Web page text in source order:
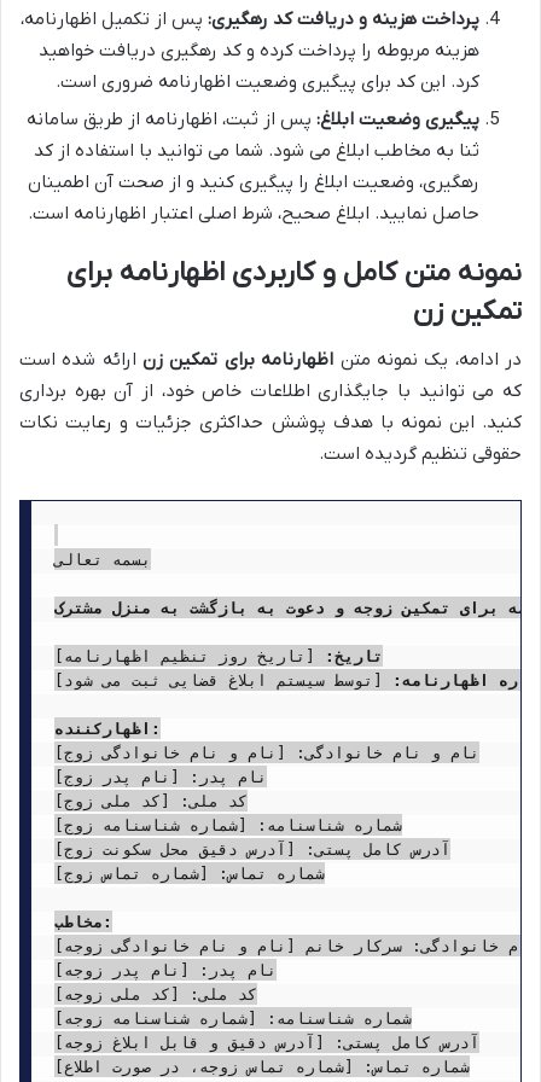
پرداخت هزینه و دریافت کد رهگیری: پس از تکمیل اظهارنامه،
هزینه مربوطه را پرداخت کرده و کد رهگیری دریافت خواهید
کرد. این کد برای پیگیری وضعیت اظهارنامه ضروری است.
پیگیری وضعیت ابلاغ: پس از ثبت، اظهارنامه از طریق سامانه
ثنا به مخاطب ابلاغ می شود. شما می توانید با استفاده از کد
رهگیری، وضعیت ابلاغ را پیگیری کنید و از صحت آن اطمینان
حاصل نمایید. ابلاغ صحیح، شرط اصلی اعتبار اظهارنامه است.
نمونه متن کامل و کاربردی اظهارنامه برای
تمکین زن
در ادامه، یک نمونه متن اظهارنامه برای تمکین زنارائه شده است
که می توانید با جایگذاری اطلاعات خاص خود، از آن بهره برداری
کنید. این نمونه با هدف پوشش حداکثری جزئیات و رعایت نکات
حقوقی تنظیم گردیده است.
بسمه تعالی
برای تمکین زوجه و دعوت به بازگشت به منزل مشترک
تاریخ:
اظهارنامه:
[توسط سیستم ابلاغ قضایی ثبت می شود]
اظهارکننده:
نام و نام خانوادگی: [نام و نام خانوادگی زوج]
نام پدر: [نام پدر زوج]
کد ملی: [کد ملی زوج]
شماره شناسنامه: [شماره شناسنامه زوج]
آدرس کامل پستی: [آدرس دقیق محل سکونت زوج]
شماره تماس: [شماره تماس زوج]
مخاطب:
خانوادگی: سرکار خانم [نام و نام خانوادگی زوجه]
نام پدر: [نام پدر زوجه]
کد ملی: [کد ملی زوجه]
شماره شناسنامه: [شماره شناسنامه زوجه]
آدرس کامل پستی: [آدرس دقیق و قابل ابلاغ زوجه]
شماره تماس: [شماره تماس زوجه، در صورت اطلاع]